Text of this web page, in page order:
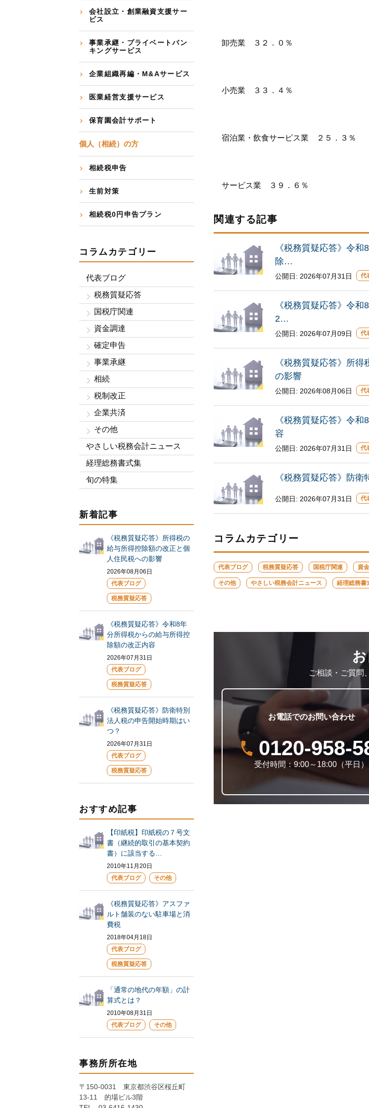
卸売業 ３２．０％
小売業 ３３．４％
宿泊業・飲食サービス業 ２５．３％
サービス業 ３９．６％
関連する記事
《税務質疑応答》令
除…
公開日: 2026年07月31日 代
《税務質疑応答》令
2…
公開日: 2026年07月09日 代
《税務質疑応答》所
の影響
公開日: 2026年08月06日 代
《税務質疑応答》令
容
公開日: 2026年07月31日 代
《税務質疑応答》防
公開日: 2026年07月31日 代
コラムカテゴリー
代表ブログ 税務質疑応答 国税庁関連 資
その他 やさしい税務会計ニュース 経理総務書
ご相談・ご質問
お電話でのお問い合わせ
0120-958-
受付時間：9:00～18:00（平日）
会社設立・創業融資支援サー
ビス
事業承継・プライベートバン
キングサービス
企業組織再編・M&Aサービス
医業経営支援サービス
保育園会計サポート
個人（相続）の方
相続税申告
生前対策
相続税0円申告プラン
コラムカテゴリー
代表ブログ
税務質疑応答
国税庁関連
資金調達
確定申告
事業承継
相続
税制改正
企業共済
その他
やさしい税務会計ニュース
経理総務書式集
旬の特集
新着記事
《税務質疑応答》所得税の
給与所得控除額の改正と個
人住民税への影響
2026年08月06日
代表ブログ
税務質疑応答
《税務質疑応答》令和8年
分所得税からの給与所得控
除額の改正内容
2026年07月31日
代表ブログ
税務質疑応答
《税務質疑応答》防衛特別
法人税の申告開始時期はい
つ？
2026年07月31日
代表ブログ
税務質疑応答
おすすめ記事
【印紙税】印紙税の７号文
書（継続的取引の基本契約
書）に該当する…
2010年11月20日
代表ブログ
その他
《税務質疑応答》アスファ
ルト舗装のない駐車場と消
費税
2018年04月18日
代表ブログ
税務質疑応答
「通常の地代の年額」の計
算式とは？
2010年08月31日
代表ブログ
その他
事務所所在地
〒150-0031 東京都渋谷区桜丘町
13-11 的場ビル3階